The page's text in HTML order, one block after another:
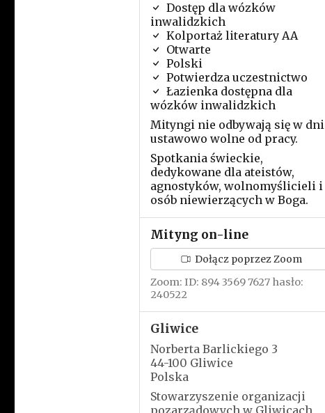
Dostęp dla wózków
inwalidzkich
Kolportaż literatury AA
Otwarte
Polski
Potwierdza uczestnictwo
Łazienka dostępna dla
wózków inwalidzkich
Mityngi nie odbywają się w dni
ustawowo wolne od pracy.
Spotkania świeckie,
dedykowane dla ateistów,
agnostyków, wolnomyślicieli i
osób niewierzących w Boga.
Mityng on-line
Dołącz poprzez Zoom
Zoom: ID: 894 3569 7627 hasło:
240522
Gliwice
Norberta Barlickiego 3
44-100 Gliwice
Polska
Stowarzyszenie organizacji
pozarządowych w Gliwicach